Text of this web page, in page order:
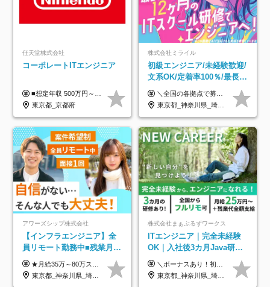
任天堂株式会社
コーポレートITエンジニア
■想定年収 500万円～900万円 月給制 月給278,000円～ ※残業が発生した場合、残業代を別途全額支給します ※試用期間2ヶ月あり(待遇や給与に差異はありません)
東京都_京都府
株式会社ミライル
初級エンジニア/未経験歓迎/
文系OK/定着率100％/最長1
年の自社ITスクール研修あ
り/年休130日
＼全国の各拠点で募集中！／ 給与は以下の通り、勤務地により異なります。 札幌：月給23万円～27万円 仙台：月給22万円～26万円 新潟：月給22万円～26万円 東京：月給26万円～30万円 大阪：月給24万円～29万円 福岡：月給23.5万円～27万円 沖縄：月給21万円～26万円 ◎給与は知識や経験を考慮して決定します。 ◎残業は別途全額支給します。 ◎試用期間12カ月あり（給与は以下の通りです。その他条件に変更はありません） （試用期間の給与） 札幌：月給18.6万円～ 仙台：月給19万円～ 新潟：月給18万円～ 東京：月給22万円～ 大阪：月給20.8万円～ 福岡：月給19万円～ 沖縄：月給18万円～
東京都_神奈川県_埼玉県_千葉県_大阪府_愛知県_北海道_青森県_岩手県_宮城県_秋田県_山形県_福島県_茨城県_栃木県_群馬県_新潟県_山梨県_長野県_富山県_石川県_福井県_静岡県_岐阜県_三重県_兵庫県_京都府_滋賀県_奈良県_和歌山県_広島県_岡山県_鳥取県_島根県_山口県_徳島県_香川県_愛媛県_高知県_福岡県_熊本県_佐賀県_長崎県_大分県_宮崎県_鹿児島県_沖縄県
アワーズシップ株式会社
【インフラエンジニア】全
員リモート勤務中■残業月
3h■最大3ヶ月の連休あり■
年休126日■20～30代活躍
中！
★月給35万～80万スタートも可 【未経験の方】 ■月給26万～80万＋賞与年2回（年2ヶ月分） 【何かしらのインフラエンジニア経験をお持ちの方】 ■月給35万～80万＋賞与年2回（年2ヶ月分） ※スキル・経験などを考慮し決定します ※試用期間6ヶ月あり。期間中は契約社員となります。その他の待遇に差異はありません（試用期間終了後、昇給の可能性あり） ※上記金額には固定残業代（月30時間分／4万9600円～15万2600円）を含みます。超過分は別途支給いたします。 ＼頑張りはインセンティブで還元！／ クライアントに貢献度を評価され、当社のエンジニアが追加で案件に参画することになるなど、会社にとって利益になる行動はしっかり評価します。 会社の成長に貢献できていることを実感でき、「もっと頑張ろう」と思える体制づくりを整えています！
東京都_神奈川県_埼玉県_千葉県_大阪府
株式会社まぁぶるずワークス
ITエンジニア｜完全未経験
OK｜入社後3カ月Java研修
｜リモート率8割以上｜充実
のキャリア支援｜残業月10h
＼ボーナスあり！初年度から年収300万円以上／ ■月給25万円～35万円＋残業代全額支給＋各種手当＋賞与年1回 ◎経験・年齢・スキルなどを考慮し、できるだけ優遇します ◎試用期間中(3カ月)は契約社員で、月給21万円＋諸手当になります。 (試用期間中は残業が発生しません。その他の待遇に変更はありません) ----------------- ＼3つの評価軸！実力次第で早期収入アップ！／ 【1】スキル(IT理解、実装力、設計) 【2】実務力(現場評価、コミュ力、品質) 【3】姿勢(自走力、意欲、責任感) この3つの評価軸で、3カ月ごとに評価。社内グレードにより、給与が決まる明確な仕組みです。何ができれば給与が上がるのか分かりやすく、実力や努力次第で早期に収入を増やせます！ 【固定残業代について】 なし（残業代は、実際の労働時間に応じて別途全額支給）
東京都_神奈川県_埼玉県_千葉県_大阪府_愛知県_北海道_青森県_岩手県_宮城県_秋田県_山形県_福島県_茨城県_栃木県_群馬県_新潟県_山梨県_長野県_富山県_石川県_福井県_静岡県_岐阜県_三重県_兵庫県_京都府_滋賀県_奈良県_和歌山県_広島県_岡山県_鳥取県_島根県_山口県_徳島県_香川県_愛媛県_高知県_福岡県_熊本県_佐賀県_長崎県_大分県_宮崎県_鹿児島県_沖縄県